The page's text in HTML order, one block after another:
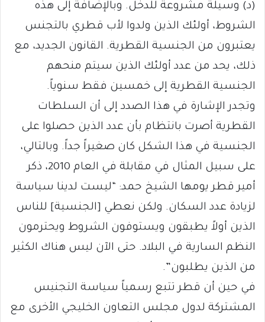
(د) وسيلة مشروعة للدخل. وبالإضافة إلى هذه
الشروط، أولئك الذين ولدوا لأب قطري بالتجنس
يعتبرون من الجنسية القطرية. القانون الجديد، مع
ذلك، يحد من عدد أولئك الذين سيتم منحهم
الجنسية القطرية إلى خمسين فقط سنوياً.
وتجدر الإشارة في هذا الصدد إلى أن السلطات
القطرية أصرت بانتظام بأن عدد الذين حصلوا على
الجنسية في هذا الشكل كان صغيراً جداً. وبالتالي،
على سبيل المثال في مقابلة في العام 2010، ذكر
أمير قطر يومها الشيخ حمد: “ليست لدينا سياسة
لزيادة عدد السكان. ولكن نعطي [الجنسية] للناس
الذين أولاً يطبقون ويستوفون الشروط ويحترمون
النظم السارية في البلاد. حتى الآن ليس هناك الكثير
من الذين يطلبون”.
في حين أن قطر تتبع رسمياً سياسة التجنيس
المشتركة لدول مجلس التعاون الخليجي الأخرى مع